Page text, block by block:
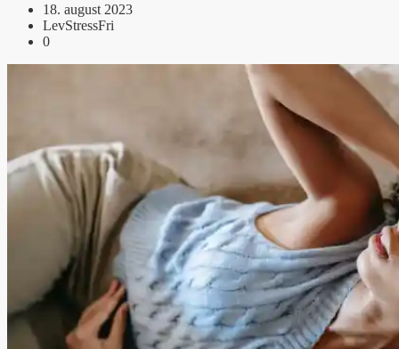
18. august 2023
LevStressFri
0